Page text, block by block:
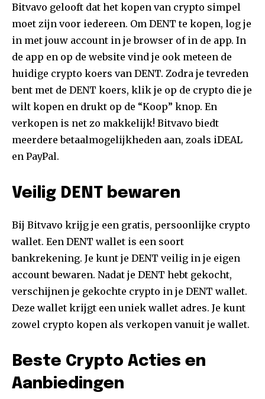
Bitvavo gelooft dat het kopen van crypto simpel
moet zijn voor iedereen. Om DENT te kopen, log je
in met jouw account in je browser of in de app. In
de app en op de website vind je ook meteen de
huidige crypto koers van DENT. Zodra je tevreden
bent met de DENT koers, klik je op de crypto die je
wilt kopen en drukt op de “Koop” knop. En
verkopen is net zo makkelijk! Bitvavo biedt
meerdere betaalmogelijkheden aan, zoals iDEAL
en PayPal.
Veilig DENT bewaren
Bij Bitvavo krijg je een gratis, persoonlijke crypto
wallet. Een DENT wallet is een soort
bankrekening. Je kunt je DENT veilig in je eigen
account bewaren. Nadat je DENT hebt gekocht,
verschijnen je gekochte crypto in je DENT wallet.
Deze wallet krijgt een uniek wallet adres. Je kunt
zowel crypto kopen als verkopen vanuit je wallet.
Beste Crypto Acties en
Aanbiedingen